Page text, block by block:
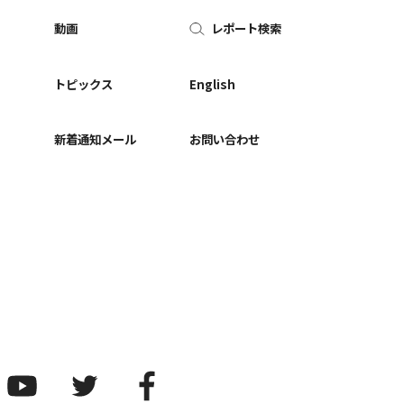
動画
トピックス
新着通知メール
レポート検索
English
お問い合わせ